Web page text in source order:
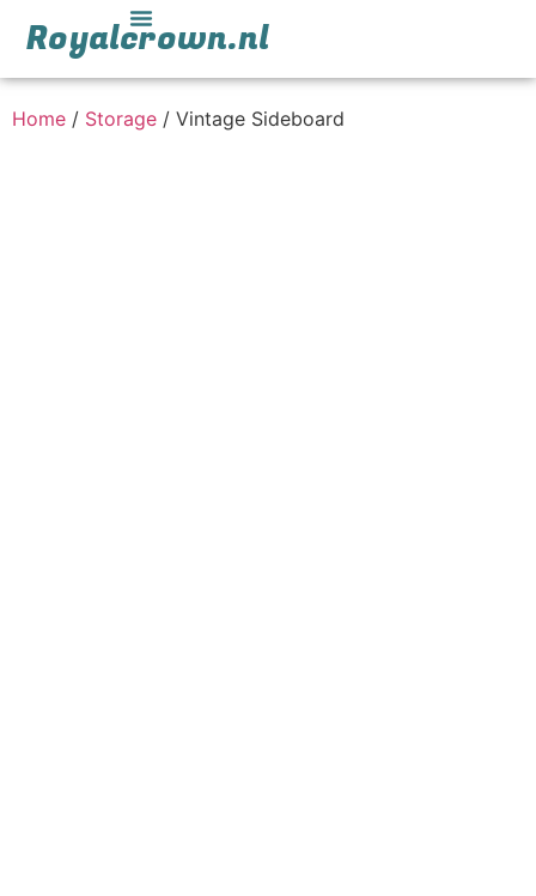
Royalcrown.nl
Home / Storage / Vintage Sideboard